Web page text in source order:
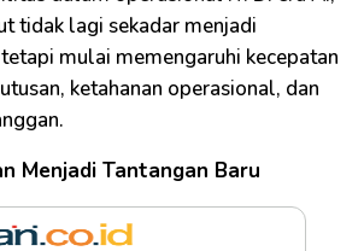
tidak lagi sekadar menjadi
mulai memengaruhi kecepatan
ketahanan operasional, dan
Menjadi Tantangan Baru